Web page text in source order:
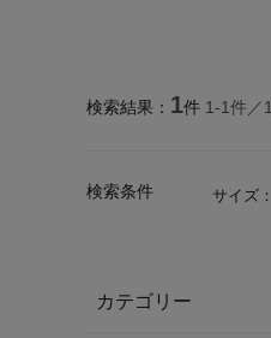
検索結果： 1件 1-1件／1
検索条件 サイズ：
カテゴリー